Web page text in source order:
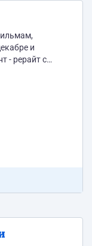
и
- рерайт с
всего 30
по